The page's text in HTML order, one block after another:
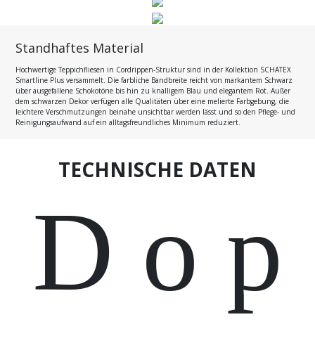
Standhaftes Material
Hochwertige Teppichfliesen in Cordrippen-Struktur sind in der Kollektion SCHATEX
Smartline Plus versammelt. Die farbliche Bandbreite reicht von markantem Schwarz
über ausgefallene Schokotöne bis hin zu knalligem Blau und elegantem Rot. Außer
dem schwarzen Dekor verfügen alle Qualitäten über eine melierte Farbgebung, die
leichtere Verschmutzungen beinahe unsichtbar werden lässt und so den Pflege- und
Reinigungsaufwand auf ein alltagsfreundliches Minimum reduziert.
TECHNISCHE DATEN
D o p